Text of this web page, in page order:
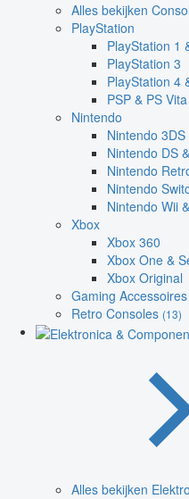
Alles bekijken
PlayStation
PlayStation 1
PlayStation 3
PlayStation 4
PSP & PS Vita
Nintendo
Nintendo 3DS
Nintendo DS
Nintendo
Nintendo
Nintendo Wii
Xbox
Xbox 360
Xbox One &
Xbox Original
Gaming Accessoires
Retro Consoles (13)
Alles bekijken